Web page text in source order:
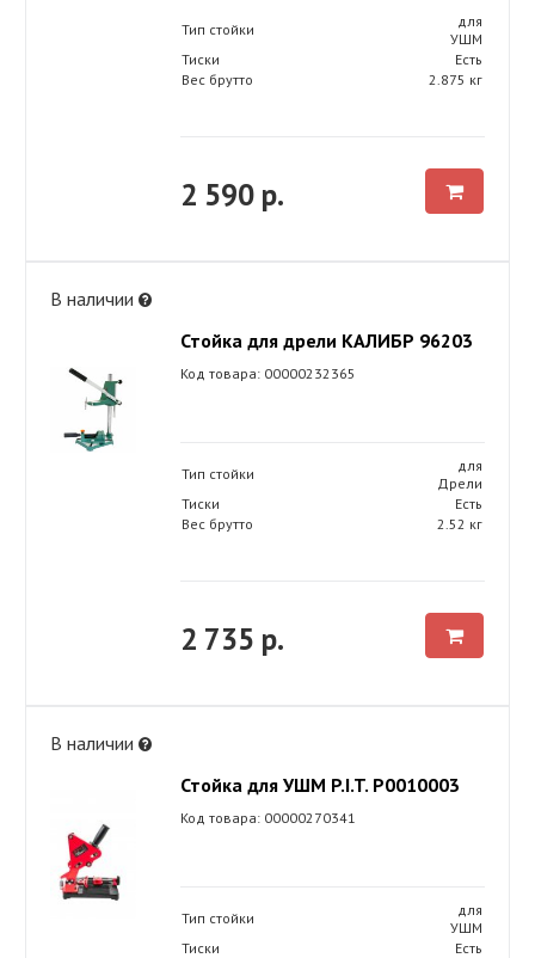
Тип стойки
для
УШМ
Тиски
Есть
Вес брутто
2.875 кг
2 590 р.
В наличии
Стойка для дрели КАЛИБР 96203
Код товара: 00000232365
Тип стойки
для
Дрели
Тиски
Есть
Вес брутто
2.52 кг
2 735 р.
В наличии
Стойка для УШМ P.I.T. P0010003
Код товара: 00000270341
Тип стойки
для
УШМ
Тиски
Есть